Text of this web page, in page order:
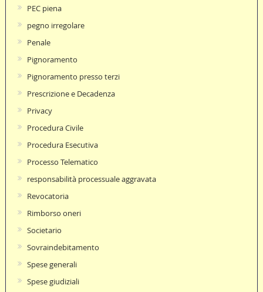
PEC piena
pegno irregolare
Penale
Pignoramento
Pignoramento presso terzi
Prescrizione e Decadenza
Privacy
Procedura Civile
Procedura Esecutiva
Processo Telematico
responsabilità processuale aggravata
Revocatoria
Rimborso oneri
Societario
Sovraindebitamento
Spese generali
Spese giudiziali